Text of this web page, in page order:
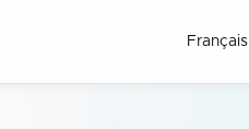
Français